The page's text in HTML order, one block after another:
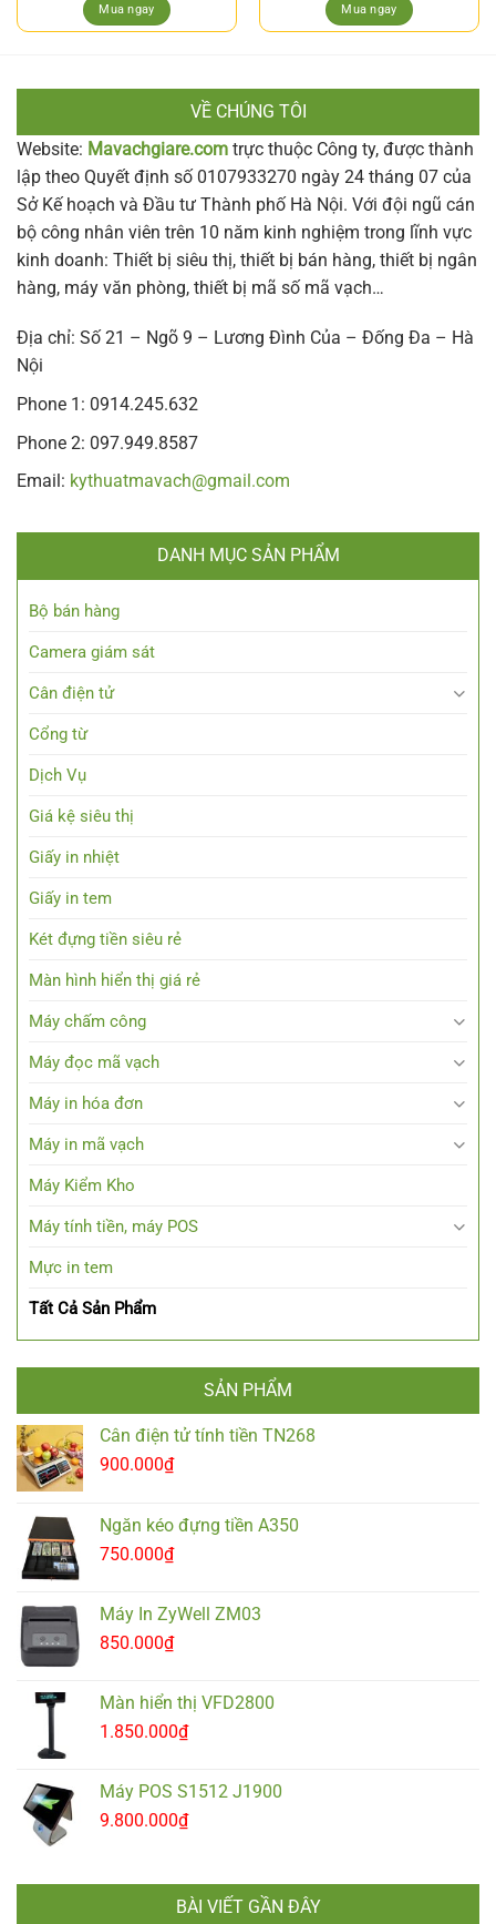
Mua ngay Mua ngay
VỀ CHÚNG TÔI
Website: Mavachgiare.com trực thuộc Công ty, được thành
lập theo Quyết định số 0107933270 ngày 24 tháng 07 của
Sở Kế hoạch và Đầu tư Thành phố Hà Nội. Với đội ngũ cán
bộ công nhân viên trên 10 năm kinh nghiệm trong lĩnh vực
kinh doanh: Thiết bị siêu thị, thiết bị bán hàng, thiết bị ngân
hàng, máy văn phòng, thiết bị mã số mã vạch…
Địa chỉ: Số 21 – Ngõ 9 – Lương Đình Của – Đống Đa – Hà
Nội
Phone 1: 0914.245.632
Phone 2: 097.949.8587
Email: kythuatmavach@gmail.com
DANH MỤC SẢN PHẨM
Bộ bán hàng
Camera giám sát
Cân điện tử
Cổng từ
Dịch Vụ
Giá kệ siêu thị
Giấy in nhiệt
Giấy in tem
Két đựng tiền siêu rẻ
Màn hình hiển thị giá rẻ
Máy chấm công
Máy đọc mã vạch
Máy in hóa đơn
Máy in mã vạch
Máy Kiểm Kho
Máy tính tiền, máy POS
Mực in tem
Tất Cả Sản Phẩm
SẢN PHẨM
Cân điện tử tính tiền TN268
900.000₫
Ngăn kéo đựng tiền A350
750.000₫
Máy In ZyWell ZM03
850.000₫
Màn hiển thị VFD2800
1.850.000₫
Máy POS S1512 J1900
9.800.000₫
BÀI VIẾT GẦN ĐÂY